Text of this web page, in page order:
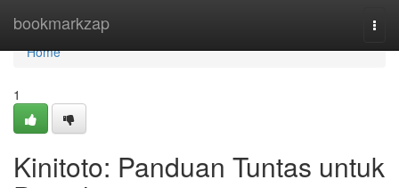
bookmarkzap
Home
Home
1
Kinitoto: Panduan Tuntas untuk